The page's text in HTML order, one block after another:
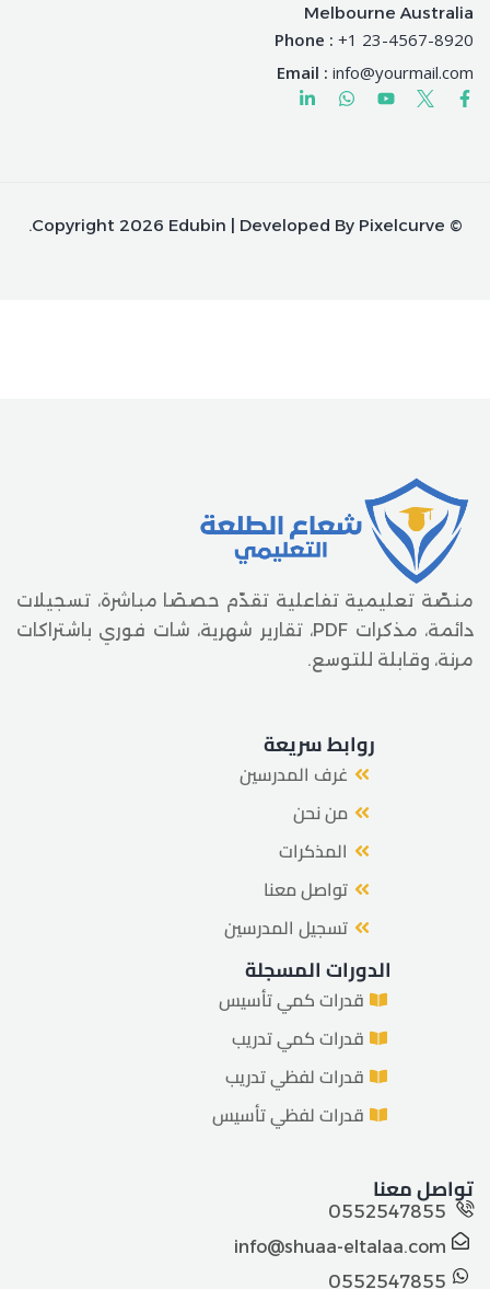
Melbourne Australia
Phone : +1 23-4567-8920
Email : info@yourmail.com
© Copyright 2026 Edubin | Developed By Pixelcurve.
منصّة تعليمية تفاعلية تقدّم حصصًا مباشرة، تسجيلات
دائمة، مذكرات PDF، تقارير شهرية، شات فوري باشتراكات
مرنة، وقابلة للتوسع.
روابط سريعة
غرف المدرسين
من نحن
المذكرات
تواصل معنا
تسجيل المدرسين
الدورات المسجلة
قدرات كمي تأسيس
قدرات كمي تدريب
قدرات لفظي تدريب
قدرات لفظي تأسيس
تواصل معنا
0552547855
info@shuaa-eltalaa.com
0552547855